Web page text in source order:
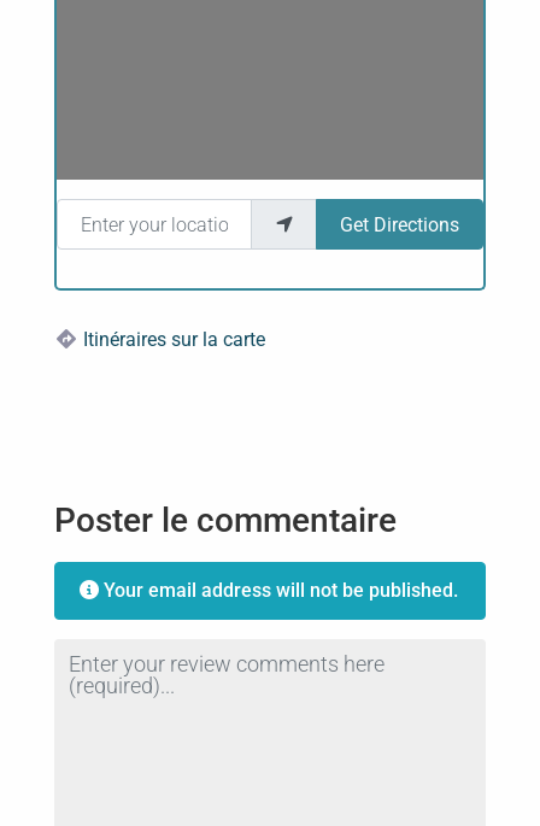
Enter your location
Get Directions
Itinéraires sur la carte
Poster le commentaire
Your email address will not be published.
Review text